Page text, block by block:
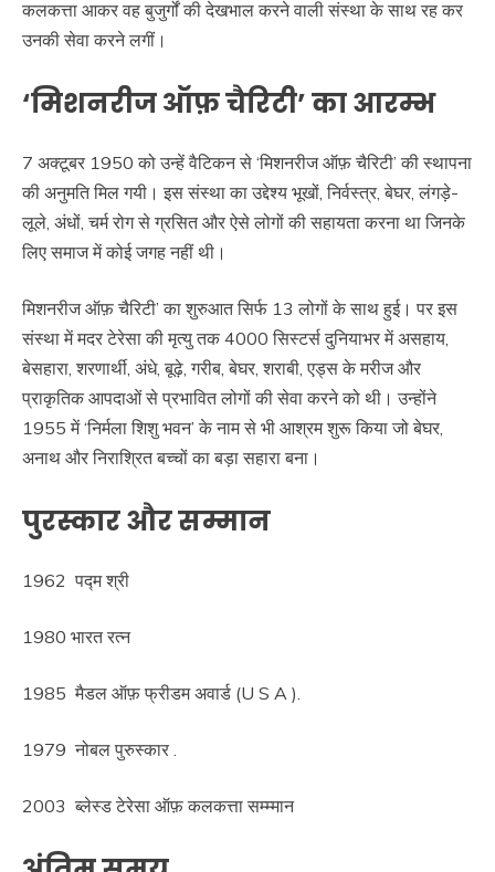
कलकत्ता आकर वह बुजुर्गों की देखभाल करने वाली संस्था के साथ रह कर
उनकी सेवा करने लगीं।
‘मिशनरीज ऑफ़ चैरिटी’ का आरम्भ
7 अक्टूबर 1950 को उन्हें वैटिकन से ‘मिशनरीज ऑफ़ चैरिटी’ की स्थापना
की अनुमति मिल गयी। इस संस्था का उद्देश्य भूखों, निर्वस्त्र, बेघर, लंगड़े-
लूले, अंधों, चर्म रोग से ग्रसित और ऐसे लोगों की सहायता करना था जिनके
लिए समाज में कोई जगह नहीं थी।
मिशनरीज ऑफ़ चैरिटी’ का शुरुआत सिर्फ 13 लोगों के साथ हुई। पर इस
संस्था में मदर टेरेसा की मृत्यु तक 4000 सिस्टर्स दुनियाभर में असहाय,
बेसहारा, शरणार्थी, अंधे, बूढ़े, गरीब, बेघर, शराबी, एड्स के मरीज और
प्राकृतिक आपदाओं से प्रभावित लोगों की सेवा करने को थी। उन्होंने
1955 में ‘निर्मला शिशु भवन’ के नाम से भी आश्रम शुरू किया जो बेघर,
अनाथ और निराश्रित बच्चों का बड़ा सहारा बना।
पुरस्कार और सम्मान
1962 पद्म श्री
1980 भारत रत्न
1985 मैडल ऑफ़ फ्रीडम अवार्ड (U S A ).
1979 नोबल पुरुस्कार .
2003 ब्लेस्ड टेरेसा ऑफ़ कलकत्ता सम्म्मान